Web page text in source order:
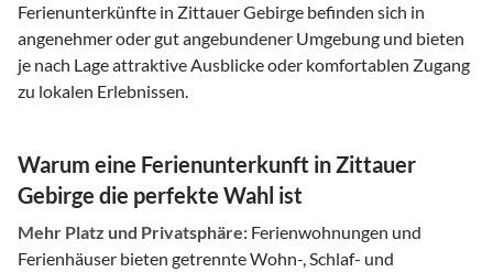
Ferienunterkünfte in Zittauer Gebirge befinden sich in
angenehmer oder gut angebundener Umgebung und bieten
je nach Lage attraktive Ausblicke oder komfortablen Zugang
zu lokalen Erlebnissen.
Warum eine Ferienunterkunft in Zittauer
Gebirge die perfekte Wahl ist
Mehr Platz und Privatsphäre: Ferienwohnungen und
Ferienhäuser bieten getrennte Wohn-, Schlaf- und